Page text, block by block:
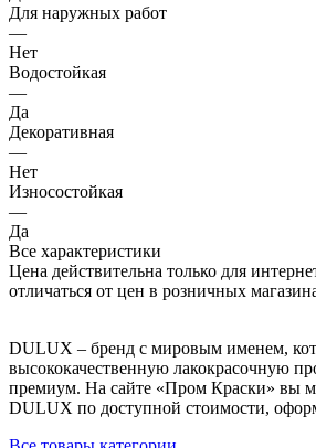
Для наружных работ
—
Нет
Водостойкая
—
Да
Декоративная
—
Нет
Износостойкая
—
Да
Все характеристики
Цена действительна только для
отличаться от цен в розничных
DULUX – бренд с мировым именем,
высококачественную лакокрасочную
премиум. На сайте «Пром Краски» вы
DULUX по доступной стоимости,